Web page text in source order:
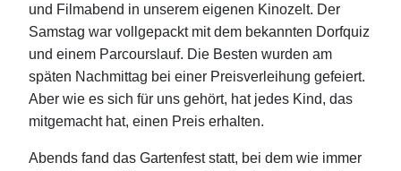
und Filmabend in unserem eigenen Kinozelt. Der
Samstag war vollgepackt mit dem bekannten Dorfquiz
und einem Parcourslauf. Die Besten wurden am
späten Nachmittag bei einer Preisverleihung gefeiert.
Aber wie es sich für uns gehört, hat jedes Kind, das
mitgemacht hat, einen Preis erhalten.
Abends fand das Gartenfest statt, bei dem wie immer